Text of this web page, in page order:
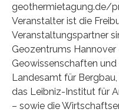
geothermietagung.de/
Veranstalter ist die
Veranstaltungspartner
Geozentrums
Geowissenschaften und
Landesamt für Bergbau,
das Leibniz-Institut für
– sowie die